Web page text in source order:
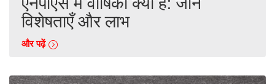
विशेषताएँ और लाभ
और पढ़ें